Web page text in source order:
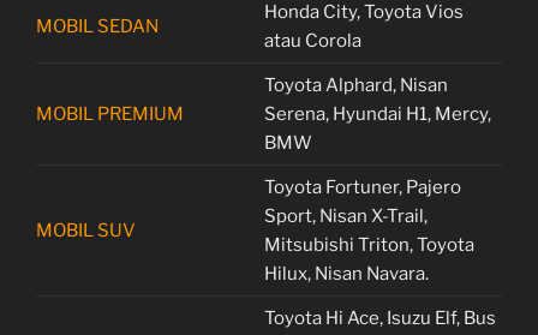
MOBIL SEDAN
Honda City, Toyota Vios
atau Corola
MOBIL PREMIUM
Toyota Alphard, Nisan
Serena, Hyundai H1, Mercy,
BMW
MOBIL SUV
Toyota Fortuner, Pajero
Sport, Nisan X-Trail,
Mitsubishi Triton, Toyota
Hilux, Nisan Navara.
Toyota Hi Ace, Isuzu Elf, Bus